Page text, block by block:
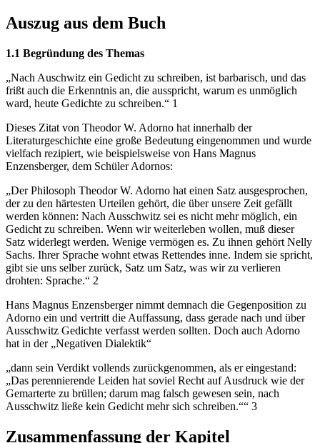
Auszug aus dem Buch
1.1 Begründung des Themas
„Nach Auschwitz ein Gedicht zu schreiben, ist barbarisch, und das
frißt auch die Erkenntnis an, die ausspricht, warum es unmöglich
ward, heute Gedichte zu schreiben.“ 1
Dieses Zitat von Theodor W. Adorno hat innerhalb der
Literaturgeschichte eine große Bedeutung eingenommen und wurde
vielfach rezipiert, wie beispielsweise von Hans Magnus
Enzensberger, dem Schüler Adornos:
„Der Philosoph Theodor W. Adorno hat einen Satz ausgesprochen,
der zu den härtesten Urteilen gehört, die über unsere Zeit gefällt
werden können: Nach Ausschwitz sei es nicht mehr möglich, ein
Gedicht zu schreiben. Wenn wir weiterleben wollen, muß dieser
Satz widerlegt werden. Wenige vermögen es. Zu ihnen gehört Nelly
Sachs. Ihrer Sprache wohnt etwas Rettendes inne. Indem sie spricht,
gibt sie uns selber zurück, Satz um Satz, was wir zu verlieren
drohten: Sprache.“ 2
Hans Magnus Enzensberger nimmt demnach die Gegenposition zu
Adorno ein und vertritt die Auffassung, dass gerade nach und über
Ausschwitz Gedichte verfasst werden sollten. Doch auch Adorno
hat in der „Negativen Dialektik“
„dann sein Verdikt vollends zurückgenommen, als er eingestand:
„Das perennierende Leiden hat soviel Recht auf Ausdruck wie der
Gemarterte zu brüllen; darum mag falsch gewesen sein, nach
Ausschwitz ließe kein Gedicht mehr sich schreiben.““ 3
Zusammenfassung der Kapitel